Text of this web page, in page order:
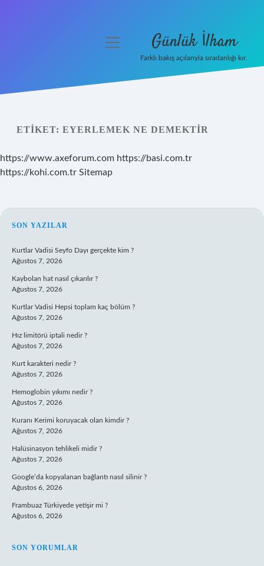
Yasal Uyarı
Hakkımızda
menüyü
Günlük İlham
Farklı bakış açılarıyla sıradanlığı kır.
ETIKET: EYERLEMEK NE DEMEKTIR
https://www.axeforum.com https://basi.com.tr
https://kohi.com.tr Sitemap
SIDEBAR
SON YAZILAR
Kurtlar Vadisi Seyfo Dayı gerçekte kim ?
Ağustos 7, 2026
Kaybolan hat nasıl çıkarılır ?
Ağustos 7, 2026
Kurtlar Vadisi Hepsi toplam kaç bölüm ?
Ağustos 7, 2026
Hız limitörü iptali nedir ?
Ağustos 7, 2026
Kurt karakteri nedir ?
Ağustos 7, 2026
Hemoglobin yıkımı nedir ?
Ağustos 7, 2026
Kuranı Kerimi koruyacak olan kimdir ?
Ağustos 7, 2026
Halüsinasyon tehlikeli midir ?
Ağustos 7, 2026
Google’da kopyalanan bağlantı nasıl silinir ?
Ağustos 6, 2026
Frambuaz Türkiyede yetişir mi ?
Ağustos 6, 2026
SON YORUMLAR